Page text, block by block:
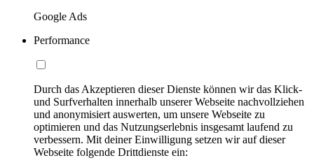
Google Ads
Performance
Durch das Akzeptieren dieser Dienste können wir das Klick-
und Surfverhalten innerhalb unserer Webseite nachvollziehen
und anonymisiert auswerten, um unsere Webseite zu
optimieren und das Nutzungserlebnis insgesamt laufend zu
verbessern. Mit deiner Einwilligung setzen wir auf dieser
Webseite folgende Drittdienste ein: